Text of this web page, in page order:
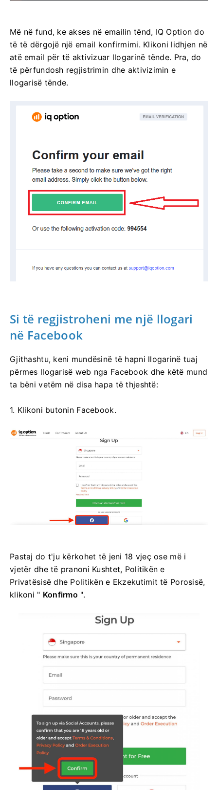
Më në fund, ke akses në emailin tënd, IQ Option do
të të dërgojë një email konfirmimi. Klikoni lidhjen në
atë email për të aktivizuar llogarinë tënde. Pra, do
të përfundosh regjistrimin dhe aktivizimin e
llogarisë tënde.
Si të regjistroheni me një llogari
në Facebook
Gjithashtu, keni mundësinë të hapni llogarinë tuaj
përmes llogarisë web nga Facebook dhe këtë mund
ta bëni vetëm në disa hapa të thjeshtë:
1. Klikoni butonin Facebook.
Pastaj do t'ju kërkohet të jeni 18 vjeç ose më i
vjetër dhe të pranoni Kushtet, Politikën e
Privatësisë dhe Politikën e Ekzekutimit të Porosisë,
klikoni " Konfirmo ".